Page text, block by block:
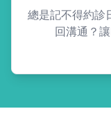
總是記不得約診
回溝通？